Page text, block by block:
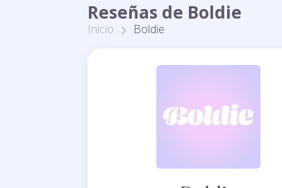
Reseñas de Boldie
Inicio Boldie